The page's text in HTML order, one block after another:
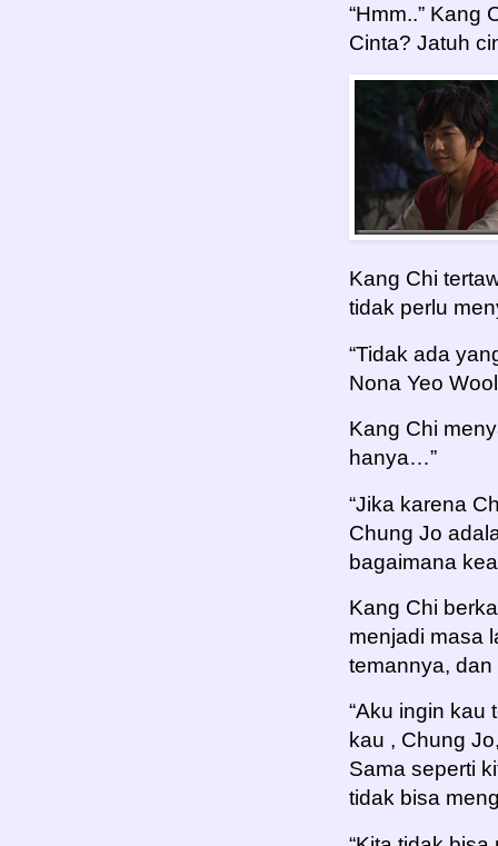
“Hmm..” Kang
Cinta? Jatuh
Kang Chi
tidak perlu
“Tidak ada
Nona Yeo
Kang Chi
hanya…”
“Jika karena
Chung Jo
bagaimana
Kang Chi
menjadi masa
temannya,
“Aku ingin kau
kau , Chung
Sama seperti
tidak bisa